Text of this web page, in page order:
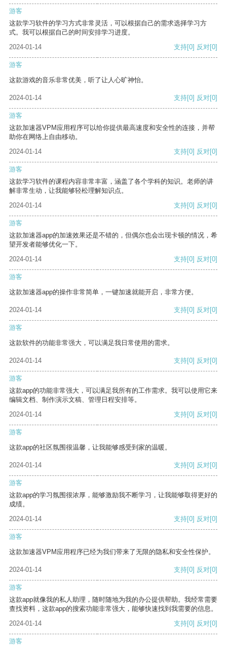
游客
这款学习软件的学习方式非常灵活，可以根据自己的需求选择学习方
式。我可以根据自己的时间安排学习进度。
2024-01-14
支持[0] 反对[0]
游客
这款游戏的音乐非常优美，听了让人心旷神怡。
2024-01-14 支持[0] 反对[0]
游客
这款加速器VPM应用程序可以给你提供最高速度和安全性的连接，并帮
助你在网络上自由移动。
2024-01-14
支持[0] 反对[0]
游客
这款学习软件的课程内容非常丰富，涵盖了各个学科的知识。老师的讲
解非常生动，让我能够轻松理解知识点。
2024-01-14
支持[0] 反对[0]
游客
这款加速器app的加速效果还是不错的，但偶尔也会出现卡顿的情况，希
望开发者能够优化一下。
2024-01-14
支持[0] 反对[0]
游客
这款加速器app的操作非常简单，一键加速就能开启，非常方便。
2024-01-14 支持[0] 反对[0]
游客
这款软件的功能非常强大，可以满足我日常使用的需求。
2024-01-14 支持[0] 反对[0]
游客
这款app的功能非常强大，可以满足我所有的工作需求。我可以使用它来
编辑文档、制作演示文稿、管理日程安排等。
2024-01-14
支持[0] 反对[0]
游客
这款app的社区氛围很温馨，让我能够感受到家的温暖。
2024-01-14 支持[0] 反对[0]
游客
这款app的学习氛围很浓厚，能够激励我不断学习，让我能够取得更好的
成绩。
2024-01-14
支持[0] 反对[0]
游客
这款加速器VPM应用程序已经为我们带来了无限的隐私和安全性保护。
2024-01-14 支持[0] 反对[0]
游客
这款app就像我的私人助理，随时随地为我的办公提供帮助。我经常需要
查找资料，这款app的搜索功能非常强大，能够快速找到我需要的信息。
2024-01-14
支持[0] 反对[0]
游客